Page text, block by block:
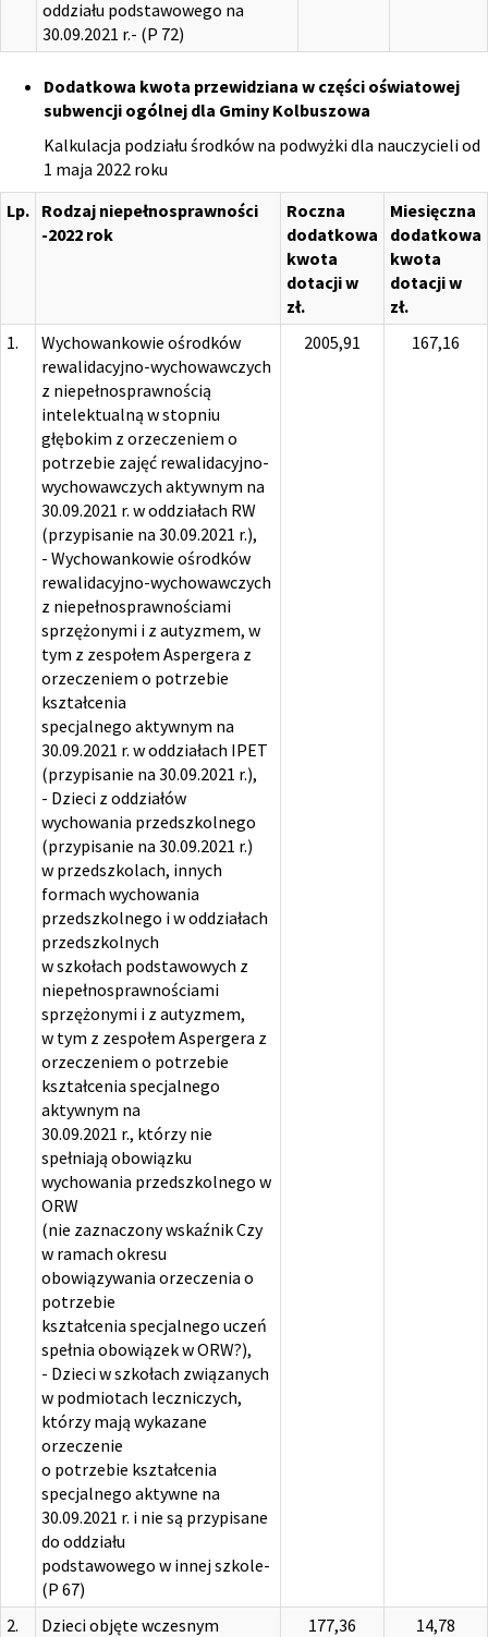
oddziału podstawowego na
30.09.2021 r.- (P 72)
Dodatkowa kwota przewidziana w części oświatowej
subwencji ogólnej dla Gminy Kolbuszowa
Kalkulacja podziału środków na podwyżki dla nauczycieli od
1 maja 2022 roku
Lp. Rodzaj niepełnosprawności
-2022 rok
Roczna
dodatkowa
kwota
dotacji w
zł.
Miesięczna
dodatkowa
kwota
dotacji w
zł.
1.
Wychowankowie ośrodków
rewalidacyjno-wychowawczych
z niepełnosprawnością
intelektualną w stopniu
głębokim z orzeczeniem o
potrzebie zajęć rewalidacyjno-
wychowawczych aktywnym na
30.09.2021 r. w oddziałach RW
(przypisanie na 30.09.2021 r.),
- Wychowankowie ośrodków
rewalidacyjno-wychowawczych
z niepełnosprawnościami
sprzężonymi i z autyzmem, w
tym z zespołem Aspergera z
orzeczeniem o potrzebie
kształcenia
specjalnego aktywnym na
30.09.2021 r. w oddziałach IPET
(przypisanie na 30.09.2021 r.),
- Dzieci z oddziałów
wychowania przedszkolnego
(przypisanie na 30.09.2021 r.)
w przedszkolach, innych
formach wychowania
przedszkolnego i w oddziałach
przedszkolnych
w szkołach podstawowych z
niepełnosprawnościami
sprzężonymi i z autyzmem,
w tym z zespołem Aspergera z
orzeczeniem o potrzebie
kształcenia specjalnego
aktywnym na
30.09.2021 r., którzy nie
spełniają obowiązku
wychowania przedszkolnego w
ORW
(nie zaznaczony wskaźnik Czy
w ramach okresu
obowiązywania orzeczenia o
potrzebie
kształcenia specjalnego uczeń
spełnia obowiązek w ORW?),
- Dzieci w szkołach związanych
w podmiotach leczniczych,
którzy mają wykazane
orzeczenie
o potrzebie kształcenia
specjalnego aktywne na
30.09.2021 r. i nie są przypisane
do oddziału
podstawowego w innej szkole-
(P 67)
2005,91 167,16
2.
Dzieci objęte wczesnym
177,36 14,78